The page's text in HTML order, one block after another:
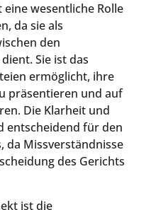
wesentliche Rolle
da sie als
den
Sie ist das
ermöglicht, ihre
präsentieren und auf
Die Klarheit und
entscheidend für den
da Missverständnisse
des Gerichts
ist die